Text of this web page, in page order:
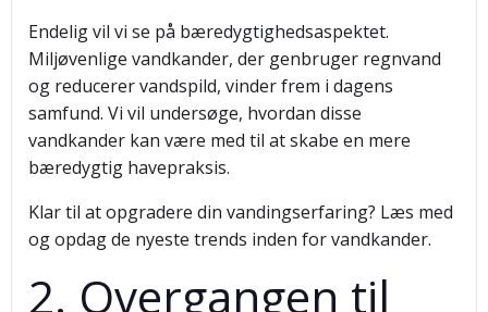
Endelig vil vi se på bæredygtighedsaspektet.
Miljøvenlige vandkander, der genbruger regnvand
og reducerer vandspild, vinder frem i dagens
samfund. Vi vil undersøge, hvordan disse
vandkander kan være med til at skabe en mere
bæredygtig havepraksis.
Klar til at opgradere din vandingserfaring? Læs med
og opdag de nyeste trends inden for vandkander.
2. Overgangen til